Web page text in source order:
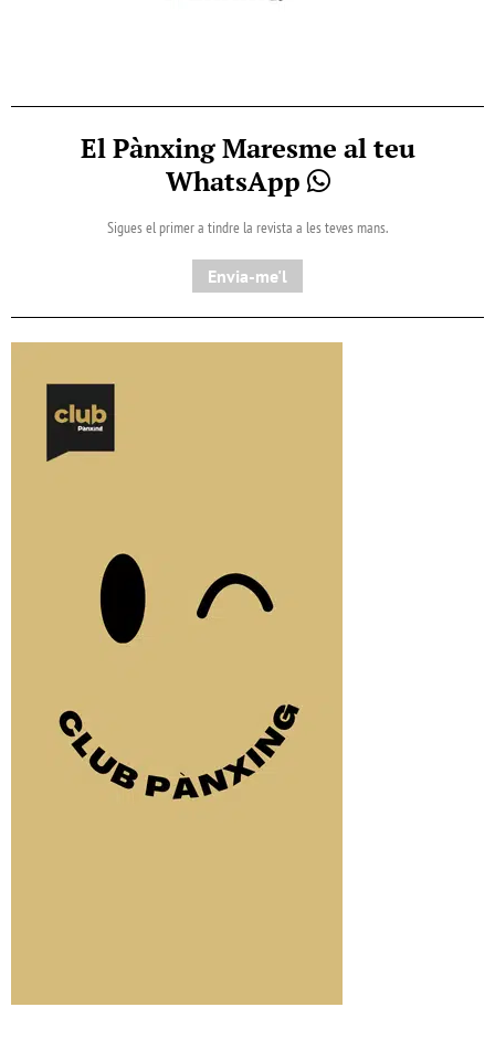
El Pànxing Maresme al teu
WhatsApp
Sigues el primer a tindre la revista a les teves mans.
Envia-me'l